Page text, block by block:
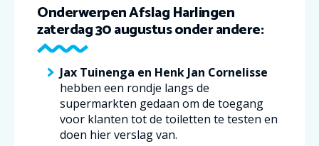
Onderwerpen Afslag Harlingen
zaterdag 30 augustus onder andere:
Jax Tuinenga en Henk Jan Cornelisse
hebben een rondje langs de
supermarkten gedaan om de toegang
voor klanten tot de toiletten te testen en
doen hier verslag van.